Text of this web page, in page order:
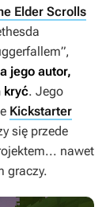
Elder Scrolls
”,
jego autor,
kryć. Jego
Kickstarter
się przede
nawet
graczy.